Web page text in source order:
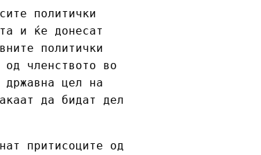
политички
и ќе донесат
политички
членството во
цел на
да бидат дел
притисоците од